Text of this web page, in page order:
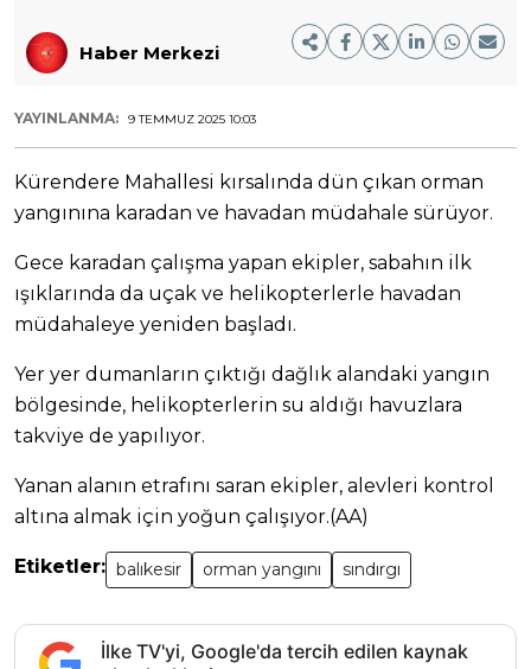
Haber Merkezi
YAYINLANMA: 9 TEMMUZ 2025 10:03
Kürendere Mahallesi kırsalında dün çıkan orman
yangınına karadan ve havadan müdahale sürüyor.
Gece karadan çalışma yapan ekipler, sabahın ilk
ışıklarında da uçak ve helikopterlerle havadan
müdahaleye yeniden başladı.
Yer yer dumanların çıktığı dağlık alandaki yangın
bölgesinde, helikopterlerin su aldığı havuzlara
takviye de yapılıyor.
Yanan alanın etrafını saran ekipler, alevleri kontrol
altına almak için yoğun çalışıyor.(AA)
Etiketler: balıkesir orman yangını sındırgı
İlke TV'yi, Google'da tercih edilen kaynak